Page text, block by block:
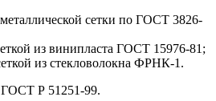
сетки по ГОСТ 3826-
из винипласта ГОСТ 15976-81;
из стекловолокна ФРНК-1.
ГОСТ Р 51251-99.